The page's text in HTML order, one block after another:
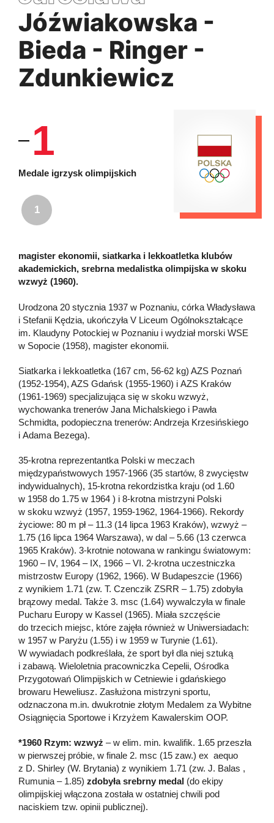
Jóźwiakowska -
Bieda - Ringer -
Zdunkiewicz
1
Medale igrzysk olimpijskich
1
magister ekonomii, siatkarka i lekkoatletka klubów
akademickich, srebrna medalistka olimpijska w skoku
wzwyż (1960).
Urodzona 20 stycznia 1937 w Poznaniu, córka Władysława
i Stefanii Kędzia, ukończyła V Liceum Ogólnokształcące
im. Klaudyny Potockiej w Poznaniu i wydział morski WSE
w Sopocie (1958), magister ekonomii.
Siatkarka i lekkoatletka (167 cm, 56-62 kg) AZS Poznań
(1952-1954), AZS Gdańsk (1955-1960) i AZS Kraków
(1961-1969) specjalizująca się w skoku wzwyż,
wychowanka trenerów Jana Michalskiego i Pawła
Schmidta, podopieczna trenerów: Andrzeja Krzesińskiego
i Adama Bezega).
35-krotna reprezentantka Polski w meczach
międzypaństwowych 1957-1966 (35 startów, 8 zwycięstw
indywidualnych), 15-krotna rekordzistka kraju (od 1.60
w 1958 do 1.75 w 1964 ) i 8-krotna mistrzyni Polski
w skoku wzwyż (1957, 1959-1962, 1964-1966). Rekordy
życiowe: 80 m pł – 11.3 (14 lipca 1963 Kraków), wzwyż –
1.75 (16 lipca 1964 Warszawa), w dal – 5.66 (13 czerwca
1965 Kraków). 3-krotnie notowana w rankingu światowym:
1960 – IV, 1964 – IX, 1966 – VI. 2-krotna uczestniczka
mistrzostw Europy (1962, 1966). W Budapeszcie (1966)
z wynikiem 1.71 (zw. T. Czenczik ZSRR – 1.75) zdobyła
brązowy medal. Także 3. msc (1.64) wywalczyła w finale
Pucharu Europy w Kassel (1965). Miała szczęście
do trzecich miejsc, które zajęła również w Uniwersiadach:
w 1957 w Paryżu (1.55) i w 1959 w Turynie (1.61).
W wywiadach podkreślała, że sport był dla niej sztuką
i zabawą. Wieloletnia pracowniczka Cepelii, Ośrodka
Przygotowań Olimpijskich w Cetniewie i gdańskiego
browaru Heweliusz. Zasłużona mistrzyni sportu,
odznaczona m.in. dwukrotnie złotym Medalem za Wybitne
Osiągnięcia Sportowe i Krzyżem Kawalerskim OOP.
*1960 Rzym: wzwyż – w elim. min. kwalifik. 1.65 przeszła
w pierwszej próbie, w finale 2. msc (15 zaw.) ex aequo
z D. Shirley (W. Brytania) z wynikiem 1.71 (zw. J. Balas ,
Rumunia – 1.85) zdobyła srebrny medal (do ekipy
olimpijskiej włączona została w ostatniej chwili pod
naciskiem tzw. opinii publicznej).